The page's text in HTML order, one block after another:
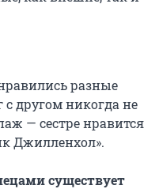
разные
другом никогда не
— сестре нравится
Джилленхол».
существует